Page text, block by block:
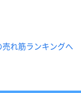
れ筋ランキングへ